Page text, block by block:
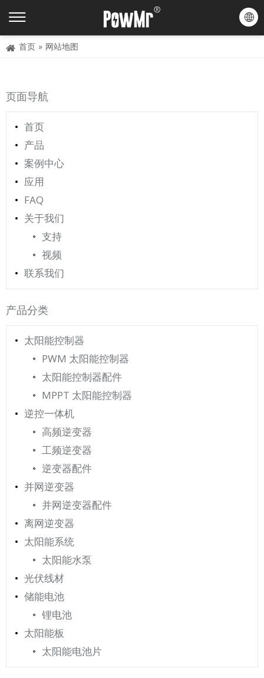
首页 » 网站地图
页面导航
首页
产品
案例中心
应用
FAQ
关于我们
支持
视频
联系我们
产品分类
太阳能控制器
PWM 太阳能控制器
太阳能控制器配件
MPPT 太阳能控制器
逆控一体机
高频逆变器
工频逆变器
逆变器配件
并网逆变器
并网逆变器配件
离网逆变器
太阳能系统
太阳能水泵
光伏线材
储能电池
锂电池
太阳能板
太阳能电池片